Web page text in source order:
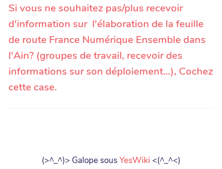
Si vous ne souhaitez pas/plus recevoir
d'information sur l'élaboration de la feuille
de route France Numérique Ensemble dans
l'Ain? (groupes de travail, recevoir des
informations sur son déploiement...), Cochez
cette case.
(>^_^)> Galope sousYesWiki <(^_^<)